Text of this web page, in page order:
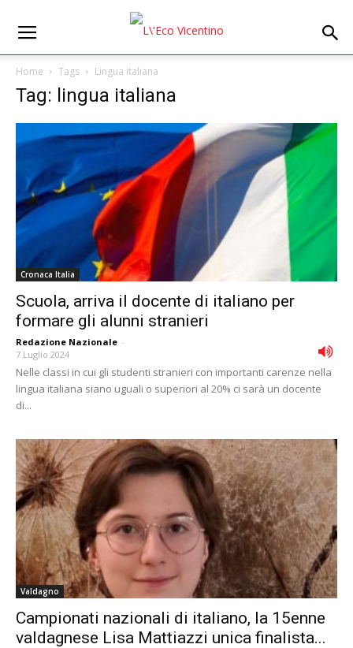
Home Tags Lingua italiana
Tag: lingua italiana
Cronaca Italia
Scuola, arriva il docente di italiano per
formare gli alunni stranieri
Redazione Nazionale -
7 Luglio 2024
Nelle classi in cui gli studenti stranieri con importanti carenze nella
lingua italiana siano uguali o superiori al 20% ci sarà un docente
di...
Valdagno
Campionati nazionali di italiano, la 15enne
valdagnese Lisa Mattiazzi unica finalista...